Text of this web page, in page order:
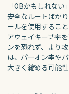
「OBかもしれな
安全なルートばか
ールを使用するこ
アウェイキープ率
ンを恐れず、より
は、パーオン率や
大きく縮める可能性